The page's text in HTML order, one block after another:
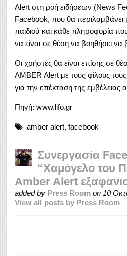
Alert στη ροή ειδήσεων (News
Facebook, που θα περιλαμβάνει
παιδιού και κάθε πληροφορία που
να είναι σε θέση να βοηθήσει να
Οι χρήστες θα είναι επίσης σε
AMBER Alert με τους φίλους
για την επέκταση της εμβέλειας
Πηγή: www.lifo.gr
amber alert, facebook
Συνεργασία
“Χαμόγελο του
Amber Alert
added by Press Room on 10
View all posts by Press Room